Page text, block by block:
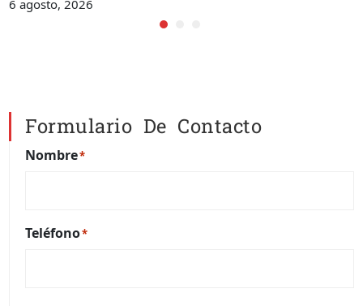
6 agosto, 2026
Formulario De Contacto
Nombre*
Teléfono*